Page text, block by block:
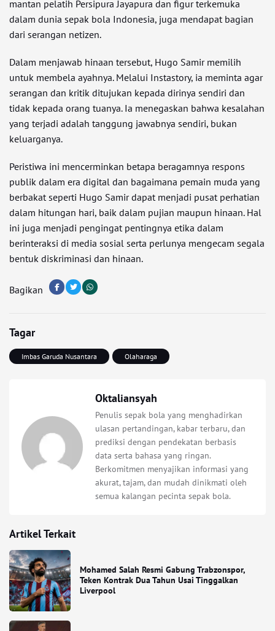
mantan pelatih Persipura Jayapura dan figur terkemuka
dalam dunia sepak bola Indonesia, juga mendapat bagian
dari serangan netizen.
Dalam menjawab hinaan tersebut, Hugo Samir memilih
untuk membela ayahnya. Melalui Instastory, ia meminta agar
serangan dan kritik ditujukan kepada dirinya sendiri dan
tidak kepada orang tuanya. Ia menegaskan bahwa kesalahan
yang terjadi adalah tanggung jawabnya sendiri, bukan
keluarganya.
Peristiwa ini mencerminkan betapa beragamnya respons
publik dalam era digital dan bagaimana pemain muda yang
berbakat seperti Hugo Samir dapat menjadi pusat perhatian
dalam hitungan hari, baik dalam pujian maupun hinaan. Hal
ini juga menjadi pengingat pentingnya etika dalam
berinteraksi di media sosial serta perlunya mengecam segala
bentuk diskriminasi dan hinaan.
Bagikan
Tagar
Imbas Garuda Nusantara Olaharaga
Oktaliansyah
Penulis sepak bola yang menghadirkan
ulasan pertandingan, kabar terbaru, dan
prediksi dengan pendekatan berbasis
data serta bahasa yang ringan.
Berkomitmen menyajikan informasi yang
akurat, tajam, dan mudah dinikmati oleh
semua kalangan pecinta sepak bola.
Artikel Terkait
Mohamed Salah Resmi Gabung Trabzonspor,
Teken Kontrak Dua Tahun Usai Tinggalkan
Liverpool